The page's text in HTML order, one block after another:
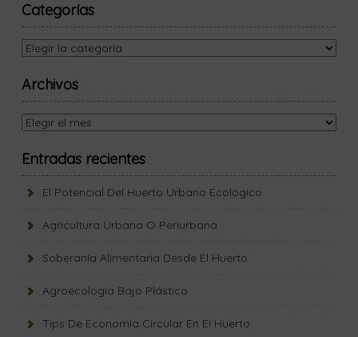
Categorías
Categorías
Archivos
Archivos
Entradas recientes
El Potencial Del Huerto Urbano Ecológico
Agricultura Urbana O Periurbana
Soberanía Alimentaria Desde El Huerto
Agroecología Bajo Plástico
Tips De Economía Circular En El Huerto